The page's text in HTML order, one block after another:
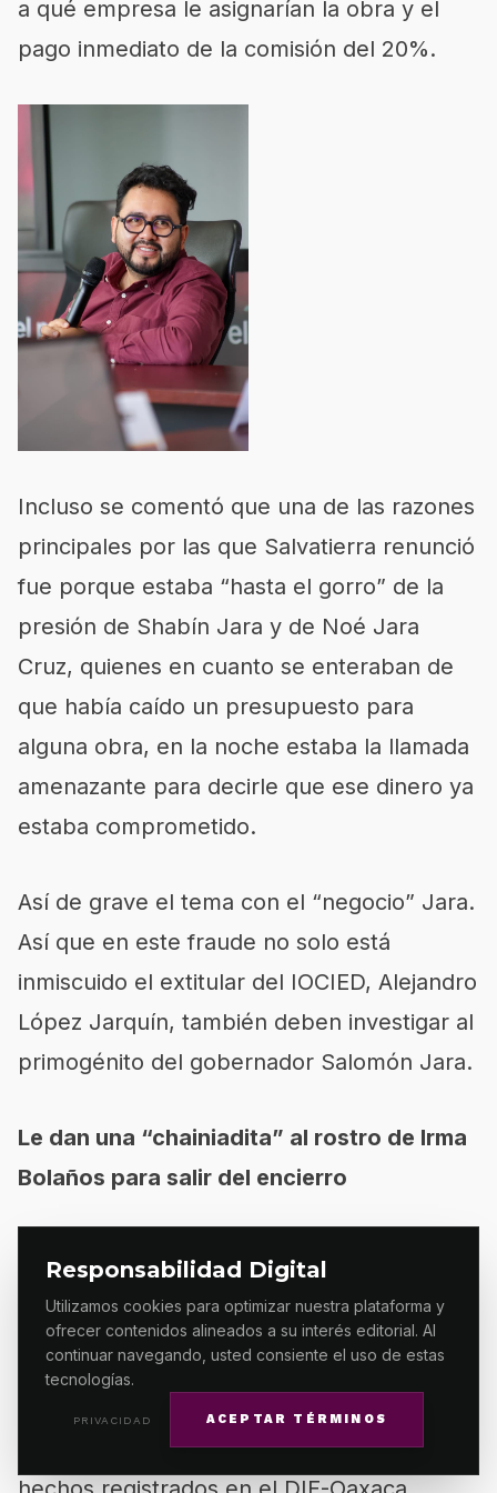
Responsabilidad Digital
Utilizamos cookies para optimizar nuestra plataforma y
ofrecer contenidos alineados a su interés editorial. Al
continuar navegando, usted consiente el uso de estas
tecnologías.
PRIVACIDAD ACEPTAR TÉRMINOS
a qué empresa le asignarían la obra y el
pago inmediato de la comisión del 20%.
Incluso se comentó que una de las razones
principales por las que Salvatierra renunció
fue porque estaba “hasta el gorro” de la
presión de Shabín Jara y de Noé Jara
Cruz, quienes en cuanto se enteraban de
que había caído un presupuesto para
alguna obra, en la noche estaba la llamada
amenazante para decirle que ese dinero ya
estaba comprometido.
Así de grave el tema con el “negocio” Jara.
Así que en este fraude no solo está
inmiscuido el extitular del IOCIED, Alejandro
López Jarquín, también deben investigar al
primogénito del gobernador Salomón Jara.
Le dan una “chainiadita” al rostro de Irma
Bolaños para salir del encierro
Oigan, que doña Irma Bolaños Quijano anda
tirando rostro.
Por instrucciones del argentino René
Palacios, le dio “permiso” para salir de su
encierro después de los lamentables